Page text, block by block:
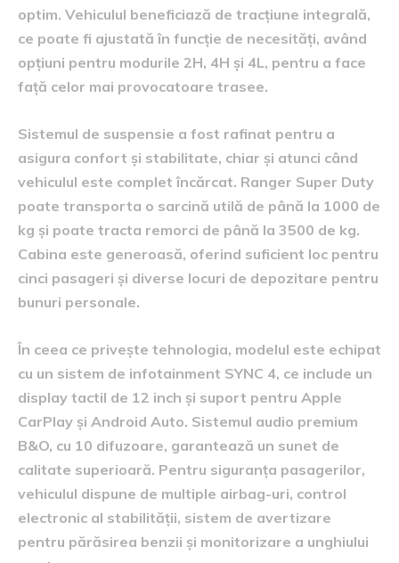
optim. Vehiculul beneficiază de tracțiune integrală,
ce poate fi ajustată în funcție de necesități, având
opțiuni pentru modurile 2H, 4H și 4L, pentru a face
față celor mai provocatoare trasee.
Sistemul de suspensie a fost rafinat pentru a
asigura confort și stabilitate, chiar și atunci când
vehiculul este complet încărcat. Ranger Super Duty
poate transporta o sarcină utilă de până la 1000 de
kg și poate tracta remorci de până la 3500 de kg.
Cabina este generoasă, oferind suficient loc pentru
cinci pasageri și diverse locuri de depozitare pentru
bunuri personale.
În ceea ce privește tehnologia, modelul este echipat
cu un sistem de infotainment SYNC 4, ce include un
display tactil de 12 inch și suport pentru Apple
CarPlay și Android Auto. Sistemul audio premium
B&O, cu 10 difuzoare, garantează un sunet de
calitate superioară. Pentru siguranța pasagerilor,
vehiculul dispune de multiple airbag-uri, control
electronic al stabilității, sistem de avertizare
pentru părăsirea benzii și monitorizare a unghiului